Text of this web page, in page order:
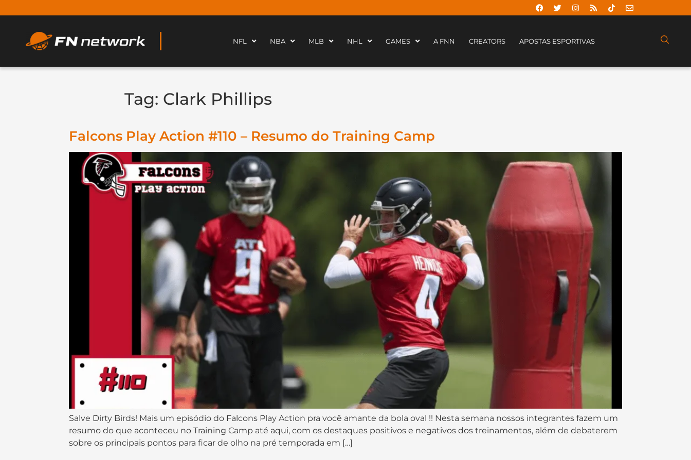
NFL NBA MLB NHL GAMES A FNN CREATORS APOSTAS ESPORTIVAS
Tag: Clark Phillips
Falcons Play Action #110 – Resumo do Training Camp
Salve Dirty Birds! Mais um episódio do Falcons Play Action pra você amante da bola oval !! Nesta semana nossos integrantes fazem um
resumo do que aconteceu no Training Camp até aqui, com os destaques positivos e negativos dos treinamentos, além de debaterem
sobre os principais pontos para ficar de olho na pré temporada em […]